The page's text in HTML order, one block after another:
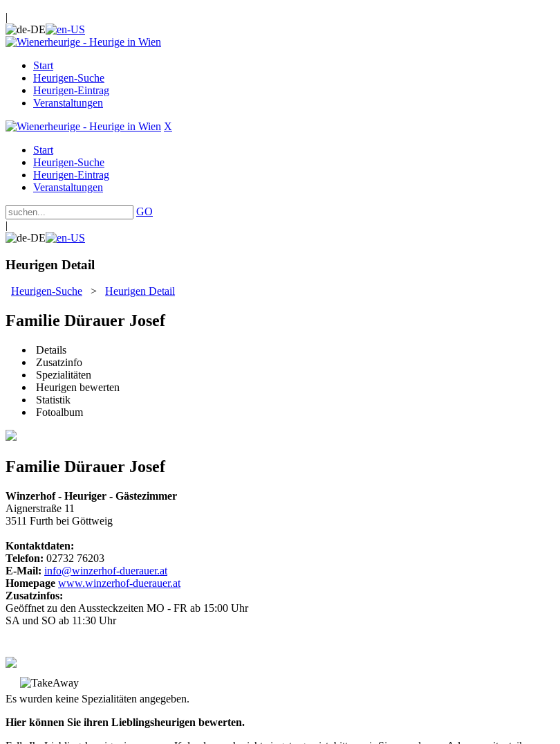
|
Start
Heurigen-Suche
Heurigen-Eintrag
Veranstaltungen
X
Start
Heurigen-Suche
Heurigen-Eintrag
Veranstaltungen
GO
|
Heurigen Detail
Heurigen-Suche > Heurigen Detail
Familie Dürauer Josef
Details
Zusatzinfo
Spezialitäten
Heurigen bewerten
Statistik
Fotoalbum
Familie Dürauer Josef
Winzerhof - Heuriger - Gästezimmer
Aignerstraße 11
3511 Furth bei Göttweig
Kontaktdaten:
Telefon: 02732 76203
E-Mail: info@winzerhof-duerauer.at
Homepage www.winzerhof-duerauer.at
Zusatzinfos:
Geöffnet zu den Aussteckzeiten MO - FR ab 15:00 Uhr
SA und SO ab 11:30 Uhr
Es wurden keine Spezialitäten angegeben.
Hier können Sie ihren Lieblingsheurigen bewerten.